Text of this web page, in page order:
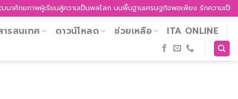
ยนสู่ความเป็นพลโลก บนพื้นฐานเศรษฐกิจพอเพียง รักความเป็นไทย รู้เท่าทัน
ารสนเทศ ดาวน์โหลด ช่วยเหลือ ITA ONLINE